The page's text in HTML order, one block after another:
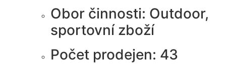
Obor činnosti: Outdoor,
sportovní zboží
Počet prodejen: 43